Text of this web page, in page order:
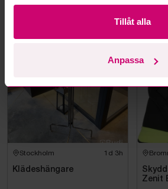
Tillåt alla
Anpassa
Mer från samma kategori
Stockholm 1d 3h
Klädeshängare
Zenit